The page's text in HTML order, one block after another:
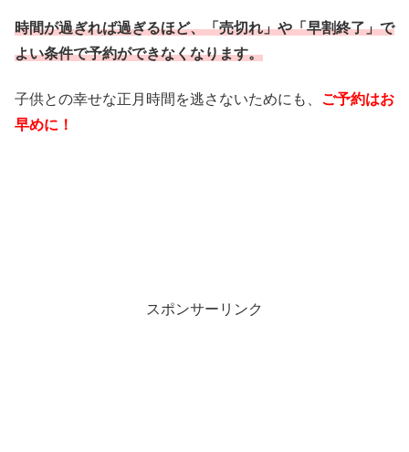
時間が過ぎれば過ぎるほど、「売切れ」や「早割終了」で
よい条件で予約ができなくなります。
子供との幸せな正月時間を逃さないためにも、 ご予約はお
早めに！
スポンサーリンク